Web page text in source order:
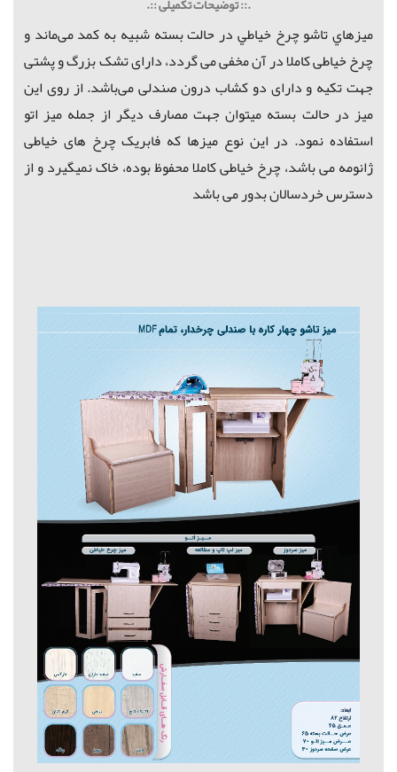
میزهاي تاشو چرخ خياطي در حالت بسته شبیه به کمد می‌ماند و
چرخ خیاطی کاملا در آن مخفی می گردد، دارای تشک بزرگ و پشتی
جهت تکیه و دارای دو کشاب درون صندلی می‌باشد. از روی این
میز در حالت بسته میتوان جهت مصارف دیگر از جمله میز اتو
استفاده نمود. در این نوع میزها که فابریک چرخ های خیاطی
ژانومه می باشد، چرخ خیاطی کاملا محفوظ بوده، خاک نمیگیرد و از
دسترس خردسالان بدور می باشد